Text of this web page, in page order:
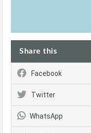
Share this
Facebook
Twitter
WhatsApp